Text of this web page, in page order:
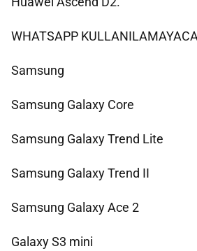
WHATSAPP
Samsung
Samsung Galaxy Core
Samsung Galaxy Trend Lite
Samsung Galaxy Trend II
Samsung Galaxy Ace 2
Galaxy S3 mini